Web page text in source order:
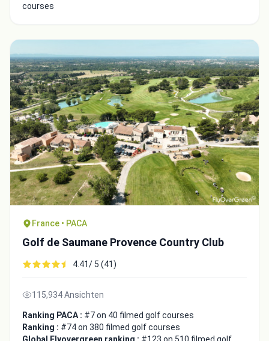
courses
France • PACA
Golf de Saumane Provence Country Club
4.41/ 5 (41)
115,934 Ansichten
Ranking PACA : #7 on 40 filmed golf courses
Ranking : #74 on 380 filmed golf courses